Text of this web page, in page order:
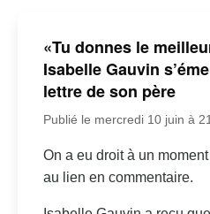
«Tu donnes le
Isabelle Gauvin
lettre de son père
Publié le mercredi 10 juin à
On a eu droit à un
au lien en commentaire.